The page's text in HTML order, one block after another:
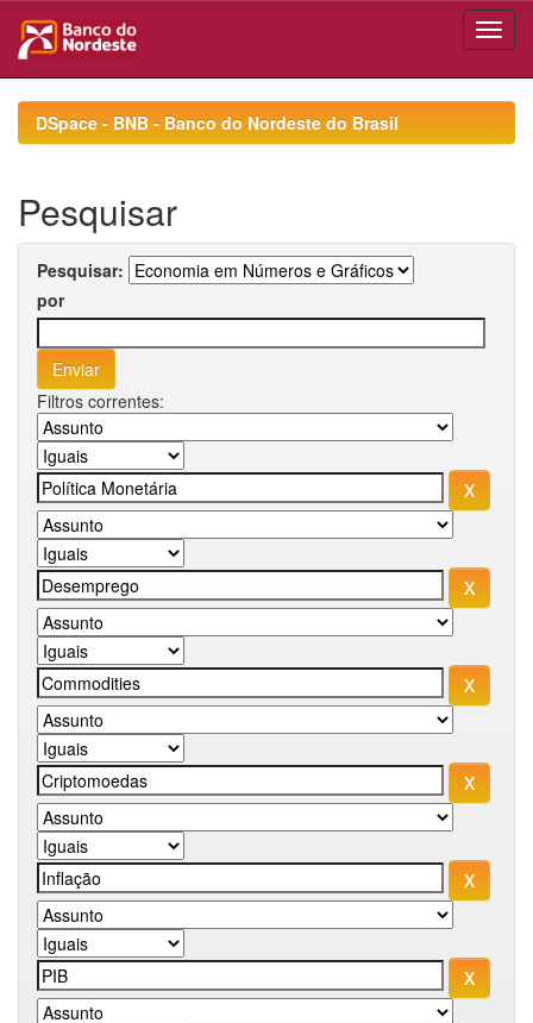
navigationDSpace - BNB - Banco do Nordeste do Brasil
Pesquisar
Pesquisar:
por
Filtros correntes: